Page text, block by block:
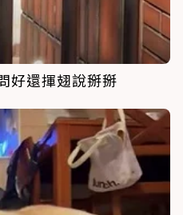
好還揮翅說掰掰